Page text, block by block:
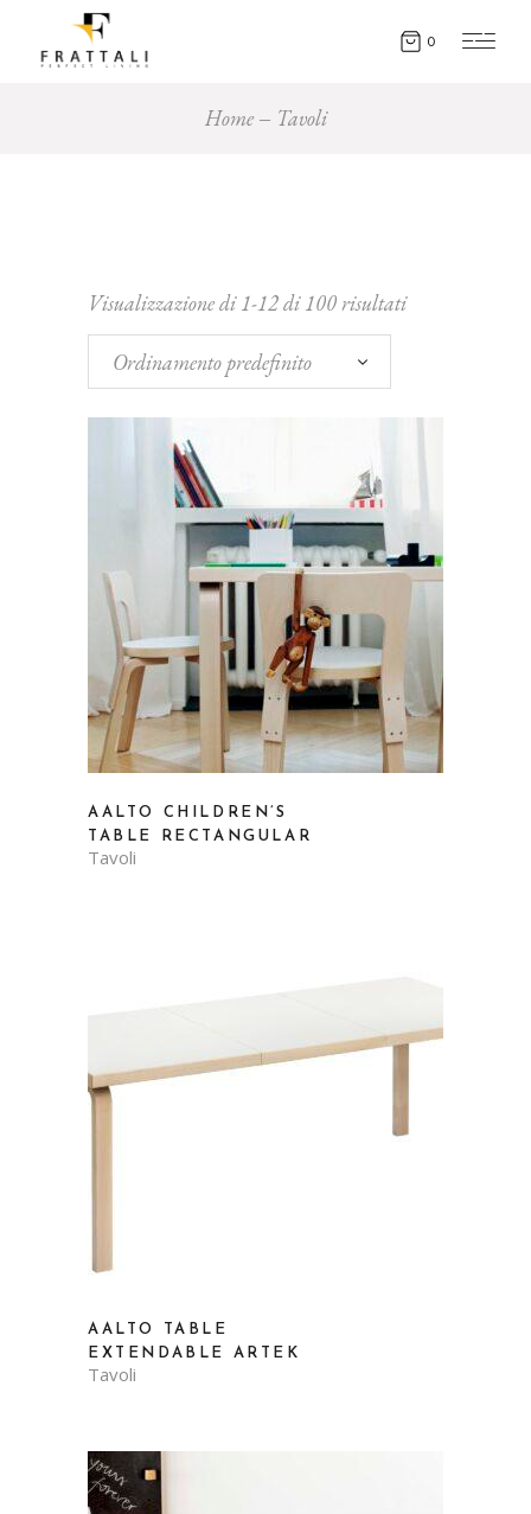
0
Home Tavoli
Visualizzazione di 1-12 di 100 risultati
Ordinamento predefinito
AALTO CHILDREN’S
TABLE RECTANGULAR
Tavoli
AALTO TABLE
EXTENDABLE ARTEK
Tavoli